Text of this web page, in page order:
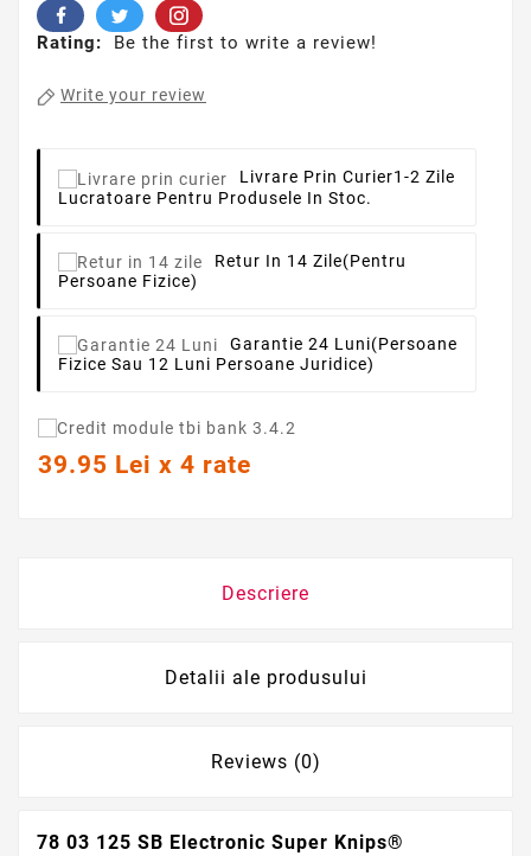
Rating: Be the first to write a review!
Write your review
Livrare Prin Curier1-2 Zile
Lucratoare Pentru Produsele In Stoc.
Retur In 14 Zile(pentru
Persoane Fizice)
Garantie 24 Luni(persoane
Fizice Sau 12 Luni Persoane Juridice)
39.95 Lei x 4 rate
Descriere
Detalii ale produsului
Reviews (0)
78 03 125 SB Electronic Super Knips®